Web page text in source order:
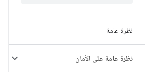
نظرة عامة
نظرة عامة على الأمان